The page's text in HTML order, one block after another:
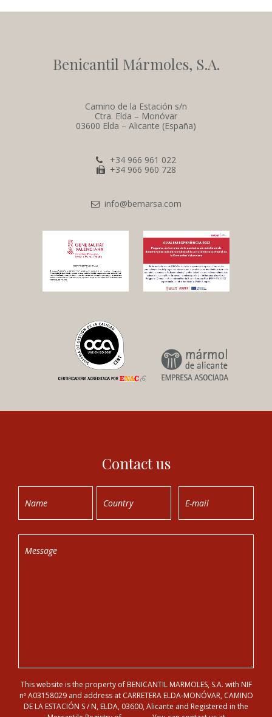
Benicantil Mármoles, S.A.
Camino de la Estación s/n
Ctra. Elda – Monóvar
03600 Elda – Alicante (España)
+34 966 961 022
+34 966 960 728
info@bemarsa.com
Contact us
This website is the property of BENICANTIL MARMOLES, S.A. with NIF
nº A03158029 and address at CARRETERA ELDA-MONÓVAR, CAMINO
DE LA ESTACIÓN S / N, ELDA, 03600, Alicante and Registered in the